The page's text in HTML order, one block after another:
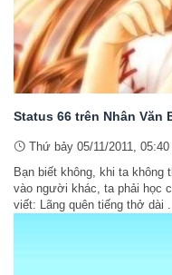
Status 66 trên Nhân Văn
Thứ bảy 05/11/2011, 05:40
Bạn biết không, khi ta không
vào người khác, ta phải học
viết: Lãng quên tiếng thở dài ...